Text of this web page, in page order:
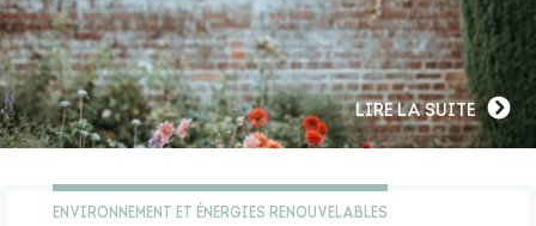
LIRE LA SUITE
ENVIRONNEMENT ET ÉNERGIES RENOUVELABLES